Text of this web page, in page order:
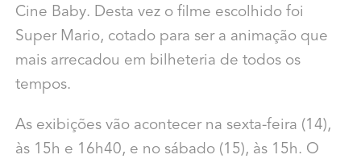
Cine Baby. Desta vez o filme escolhido foi
Super Mario, cotado para ser a animação que
mais arrecadou em bilheteria de todos os
tempos.
As exibições vão acontecer na sexta-feira (14),
às 15h e 16h40, e no sábado (15), às 15h. O